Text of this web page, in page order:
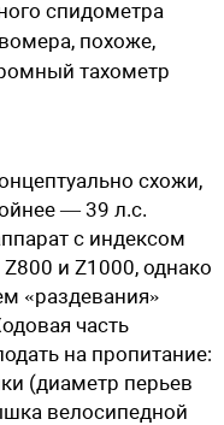
спидометра
похоже,
тахометр
схожи,
— 39 л.с.
с индексом
и Z1000, однако
«раздевания»
часть
на пропитание:
(диаметр перьев
велосипедной